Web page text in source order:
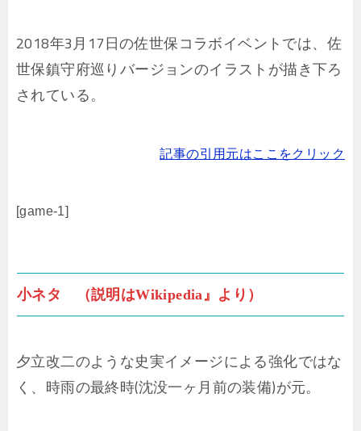
2018年3月17日の佐世保コラボイベントでは、佐
世保鎮守府巡りバージョンのイラストが描き下ろ
されている。
記事の引用元はここをクリック
[game-1]
小ネタ （説明はWikipedia』より）
夕立改二のような史実イメージによる強化ではな
く、時雨の最終時(沈没一ヶ月前の装備)が元。